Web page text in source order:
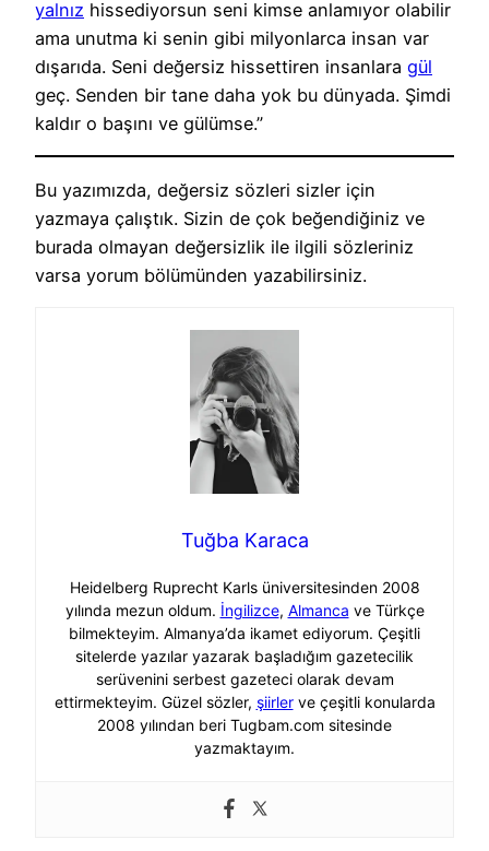
yalnız hissediyorsun seni kimse anlamıyor olabilir
ama unutma ki senin gibi milyonlarca insan var
dışarıda. Seni değersiz hissettiren insanlara gül
geç. Senden bir tane daha yok bu dünyada. Şimdi
kaldır o başını ve gülümse.”
Bu yazımızda, değersiz sözleri sizler için
yazmaya çalıştık. Sizin de çok beğendiğiniz ve
burada olmayan değersizlik ile ilgili sözleriniz
varsa yorum bölümünden yazabilirsiniz.
Tuğba Karaca
Heidelberg Ruprecht Karls üniversitesinden 2008
yılında mezun oldum. İngilizce, Almanca ve Türkçe
bilmekteyim. Almanya’da ikamet ediyorum. Çeşitli
sitelerde yazılar yazarak başladığım gazetecilik
serüvenini serbest gazeteci olarak devam
ettirmekteyim. Güzel sözler, şiirlerve çeşitli konularda
2008 yılından beri Tugbam.com sitesinde
yazmaktayım.